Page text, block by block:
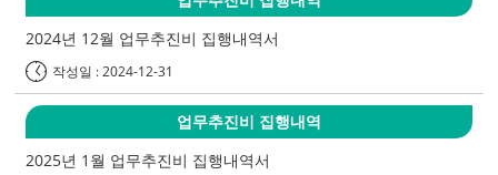
2024년 12월 업무추진비 집행내역서
작성일 : 2024-12-31
업무추진비 집행내역
2025년 1월 업무추진비 집행내역서